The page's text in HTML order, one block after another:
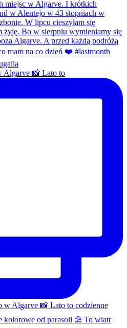
Algarve 📸 Lato to